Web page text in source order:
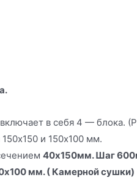
в себя 4 — блока.
и 150х100 мм.
40х150мм. Шаг
мм. ( Камерной сушки)